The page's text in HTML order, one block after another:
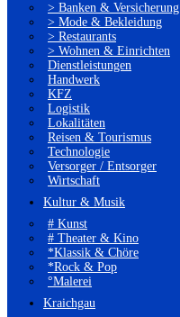
> Banken & Versicherung
> Mode & Bekleidung
> Restaurants
> Wohnen & Einrichten
Dienstleistungen
Handwerk
KFZ
Logistik
Lokalitäten
Reisen & Tourismus
Technologie
Versorger / Entsorger
Wirtschaft
Kultur & Musik
# Kunst
# Theater & Kino
*Klassik & Chöre
*Rock & Pop
°Malerei
Kraichgau